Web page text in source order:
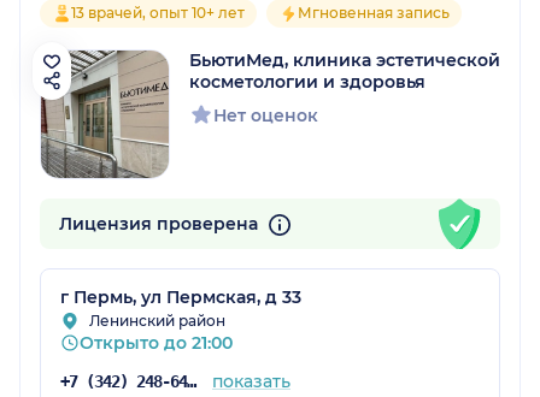
13 врачей, опыт 10+ лет Мгновенная запись
БьютиМед, клиника эстетической
косметологии и здоровья
Нет оценок
Лицензия проверена
г Пермь, ул Пермская, д 33
Ленинский район
Открыто до 21:00
+7 (342) 248-64-17 показать